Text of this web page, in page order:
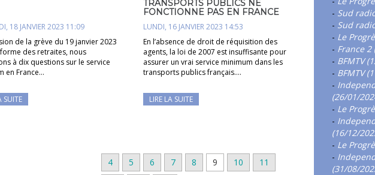
18 JANVIER 2023 11:09
de la grève du 19 janvier 2023
des retraites, nous
à dix questions sur le service
en France…
SUITE
TRANSPORTS PUBLICS NE
FONCTIONNE PAS EN FRANCE
LUNDI, 16 JANVIER 2023 14:53
En l’absence de droit de réquisition des
agents, la loi de 2007 est insuffisante pour
assurer un vrai service minimum dans les
transports publics français.…
LIRE LA SUITE
4 5 6 7 8 9 10
11
- Sud
- Sud
- Le
- France 2
- BFMTV
- BFMTV
-
(26/01/
- Le
-
(16/12/
- Le
-
(31/08/